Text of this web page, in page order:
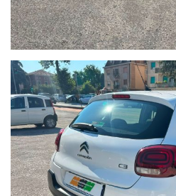
MA ANCHE PER LE VACANZE
BUON VOLUME…
SIAMO ANCHEAGENZIA
QUOTAZIONEAUTO
IL NOSTRO VALORE AGGIUNTO
:TAGLIANDO E CONTROLLI
MADRE, VETTURA
APPOSITI PRODOTTI.
GARANZIA 12 MESI CON